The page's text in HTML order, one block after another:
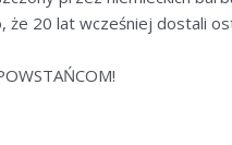
że 20 lat wcześniej dostali